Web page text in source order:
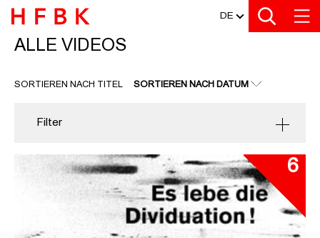
Zu den Filtern
Zur Metanavigation
Zur Hauptnavigation
Zur Suche
Zum Inhalt
Zum Seitenfuss DE
ALLE VIDEOS
ALLE VIDEOS
SORTIEREN NACH TITEL SORTIEREN NACH DATUM
Filter
6